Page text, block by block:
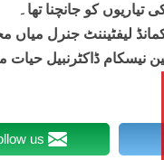
کو جانچنا تھا۔
لیفٹیننٹ جنرل میاں
نیسکام ڈاکٹرنبیل حیات
us